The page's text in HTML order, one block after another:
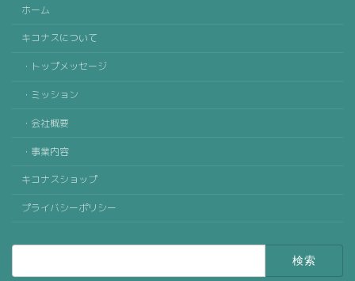
ホーム
キコナスについて
・トップメッセージ
・ミッション
・会社概要
・事業内容
キコナスショップ
プライバシーポリシー
検